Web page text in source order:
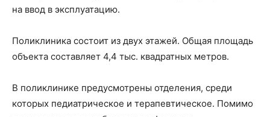
на ввод в эксплуатацию.
Поликлиника состоит из двух этажей. Общая площадь
объекта составляет 4,4 тыс. квадратных метров.
В поликлинике предусмотрены отделения, среди
которых педиатрическое и терапевтическое. Помимо